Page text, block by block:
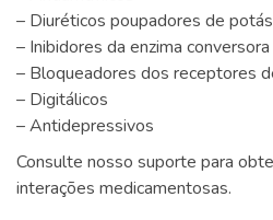
– Diuréticos poupadores de
– Inibidores da enzima
– Bloqueadores dos receptores
– Digitálicos
– Antidepressivos
Consulte nosso suporte para
interações medicamentosas.